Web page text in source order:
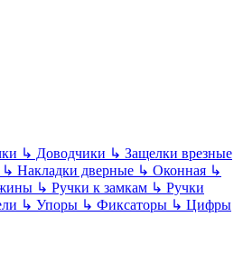
↳ Доводчики ↳ Защелки врезные
↳ Накладки дверные ↳ Оконная ↳
↳ Ручки к замкам ↳ Ручки
↳ Упоры ↳ Фиксаторы ↳ Цифры